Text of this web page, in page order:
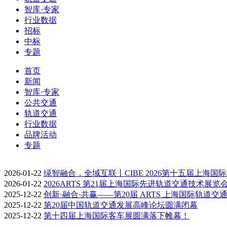
智库·专家
行业数据
招标
中标
专题
首页
新闻
智库·专家
公共交通
轨道交通
行业数据
品牌活动
专题
2026-01-22 绿智融合，全域互联丨CIBE 2026第十五届上海国
2026-01-22 2026ARTS 第21届上海国际先进轨道交通技术展览
2025-12-22 创新·融合·共赢——第20届 ARTS 上海国际轨道交
2025-12-22 第20届中国轨道交通发展高峰论坛圆满闭幕
2025-12-22 第十四届上海国际客车展圆满落下帷幕！